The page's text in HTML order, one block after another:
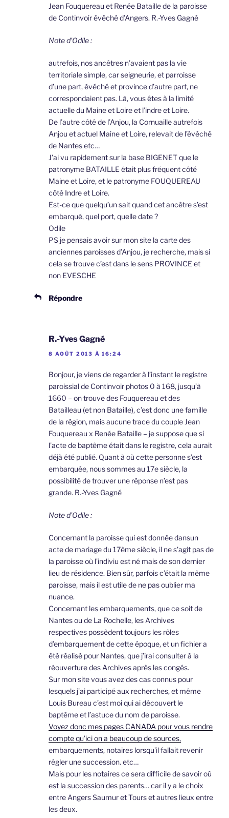
Jean Fouquereau et Renée Bataille de la paroisse
de Continvoir évêché d’Angers. R.-Yves Gagné
Note d’Odile :
autrefois, nos ancêtres n’avaient pas la vie
territoriale simple, car seigneurie, et parroisse
d’une part, évéché et province d’autre part, ne
correspondaient pas. Là, vous êtes à la limité
actuelle du Maine et Loire et l’indre et Loire.
De l’autre côté de l’Anjou, la Cornuaille autrefois
Anjou et actuel Maine et Loire, relevait de l’évéché
de Nantes etc…
J’ai vu rapidement sur la base BIGENET que le
patronyme BATAILLE était plus fréquent côté
Maine et Loire, et le patronyme FOUQUEREAU
côté Indre et Loire.
Est-ce que quelqu’un sait quand cet ancêtre s’est
embarqué, quel port, quelle date ?
Odile
PS je pensais avoir sur mon site la carte des
anciennes paroisses d’Anjou, je recherche, mais si
cela se trouve c’est dans le sens PROVINCE et
non EVESCHE
Répondre
R.-Yves Gagné
8 AOÛT 2013 À 16:24
Bonjour, je viens de regarder à l’instant le registre
paroissial de Continvoir photos 0 à 168, jusqu’à
1660 – on trouve des Fouquereau et des
Batailleau (et non Bataille), c’est donc une famille
de la région, mais aucune trace du couple Jean
Fouquereau x Renée Bataille – je suppose que si
l’acte de baptême était dans le registre, cela aurait
déjà été publié. Quant à où cette personne s’est
embarquée, nous sommes au 17e siècle, la
possibilité de trouver une réponse n’est pas
grande. R.-Yves Gagné
Note d’Odile :
Concernant la paroisse qui est donnée dansun
acte de mariage du 17ème siècle, il ne s’agit pas de
la paroisse où l’indiviu est né mais de son dernier
lieu de résidence. Bien sûr, parfois c’était la même
paroisse, mais il est utile de ne pas oublier ma
nuance.
Concernant les embarquements, que ce soit de
Nantes ou de La Rochelle, les Archives
respectives possèdent toujours les rôles
d’embarquement de cette époque, et un fichier a
été réalisé pour Nantes, que j’irai consulter à la
réouverture des Archives après les congés.
Sur mon site vous avez des cas connus pour
lesquels j’ai participé aux recherches, et même
Louis Bureau c’est moi qui ai découvert le
baptême et l’astuce du nom de paroisse.
Voyez donc mes pages CANADA pour vous rendre
compte qu’ici on a beaucoup de sources,
embarquements, notaires lorsqu’il fallait revenir
régler une succession. etc…
Mais pour les notaires ce sera difficile de savoir où
est la succession des parents… car il y a le choix
entre Angers Saumur et Tours et autres lieux entre
les deux.